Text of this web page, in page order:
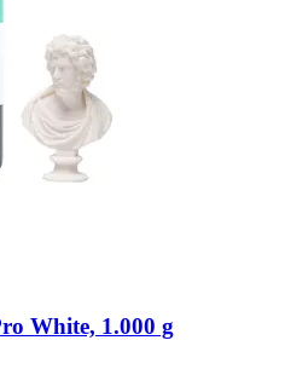
White, 1.000 g